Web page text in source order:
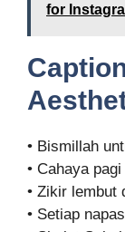
for
• Bismillah
• Cahaya
• Zikir lembut
• Setiap